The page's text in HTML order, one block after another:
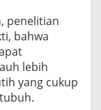
penelitian
bahwa
lebih
yang cukup